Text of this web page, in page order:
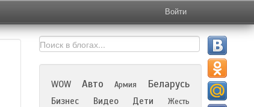
Войти
WOW Авто Армия Беларусь
Бизнес Видео Дети
Жесть